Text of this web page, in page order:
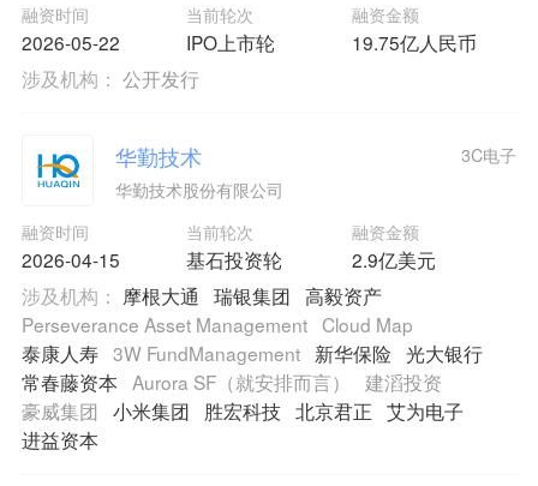
融资时间
2026-05-22
当前轮次
IPO上市轮
融资金额
19.75亿人民币
涉及机构： 公开发行
华勤技术
华勤技术股份有限公司
融资时间
2026-04-15
当前轮次
基石投资轮
融资金额
2.9亿美元
3C电子
涉及机构： 摩根大通 瑞银集团 高毅资产
Perseverance Asset Management Cloud Map
泰康人寿 3W FundManagement 新华保险 光大银行
常春藤资本 Aurora SF（就安排而言）
建滔投资
豪威集团
小米集团 胜宏科技 北京君正 艾为电子
进益资本